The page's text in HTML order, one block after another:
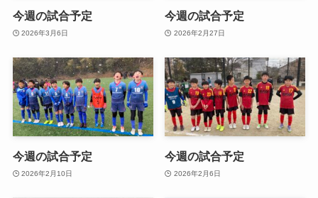
今週の試合予定
2026年3月6日
今週の試合予定
2026年2月27日
今週の試合予定
2026年2月10日
今週の試合予定
2026年2月6日